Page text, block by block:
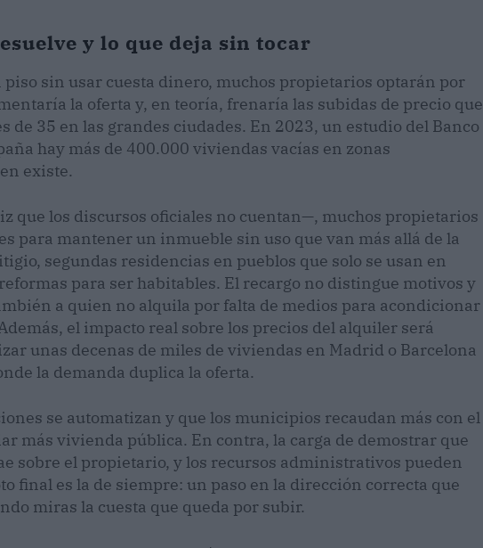
y lo que deja sin tocar
piso sin usar cuesta dinero, muchos propietarios optarán por
la oferta y, en teoría, frenaría las subidas de precio que
de 35 en las grandes ciudades. En 2023, un estudio del Banco
hay más de 400.000 viviendas vacías en zonas
existe.
que los discursos oficiales no cuentan—, muchos propietarios
para mantener un inmueble sin uso que van más allá de la
segundas residencias en pueblos que solo se usan en
para ser habitables. El recargo no distingue motivos y
a quien no alquila por falta de medios para acondicionar
el impacto real sobre los precios del alquiler será
unas decenas de miles de viviendas en Madrid o Barcelona
la demanda duplica la oferta.
se automatizan y que los municipios recaudan más con el
más vivienda pública. En contra, la carga de demostrar que
sobre el propietario, y los recursos administrativos pueden
final es la de siempre: un paso en la dirección correcta que
miras la cuesta que queda por subir.